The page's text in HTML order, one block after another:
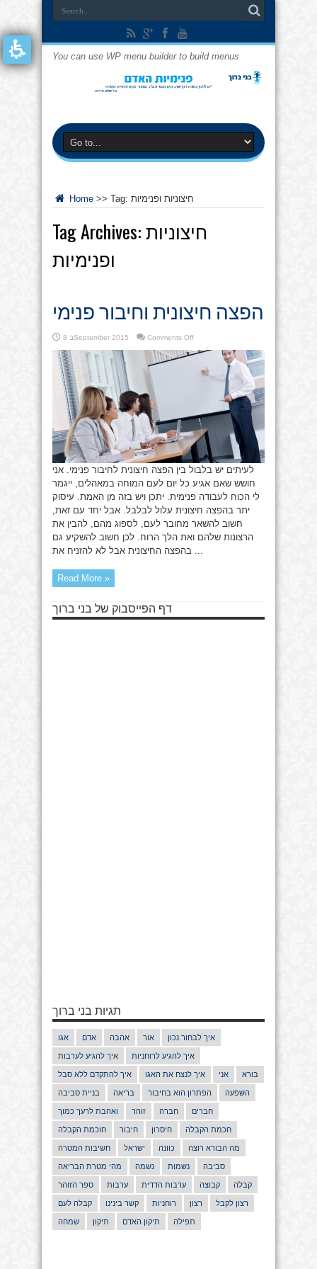
You can use WP menu builder to build menus
Home >> Tag: חיצוניות ופנימיות
Tag Archives:חיצוניות
ופנימיות
הפצה חיצונית וחיבור פנימי
8 בSeptember 2015 Comments Offon
חיצונית
פנימי
לעיתים יש בלבול בין הפצה חיצונית לחיבור פנימי. אני
חושש שאם אגיע כל יום לעם המוחה במאהלים, ייגמר
לי הכוח לעבודה פנימית. יתכן ויש בזה מן האמת. עיסוק
יתר בהפצה חיצונית עלול לבלבל. אבל יחד עם זאת,
חשוב להשאר מחובר לעם, לספוג מהם, להבין את
הרצונות שלהם ואת הלך הרוח. לכן חשוב להשקיע גם
בהפצה החיצונית אבל לא להזניח את ...
Read More »
דף הפייסבוק של בני ברוך
תגיות בני ברוך
אגו אדם אהבה אור איך לבחור נכון
איך להגיע לערבות איך להגיע לרוחניות
איך להתקדם ללא סבל איך לנצח את האגו אני בורא
בניית סביבה בריאה הפתרון הוא בחיבור השפעה
ואהבת לרעך כמוך זוהר חברה חברים
חוכמת הקבלה חיבור חיסרון חכמת הקבלה
חשיבות המטרה ישראל כוונה מה הבורא רוצה
מהי מטרת הבריאה נשמה נשמות סביבה
ספר הזוהר ערבות ערבות הדדית קבוצה קבלה
קבלה לעם קשר בינינו רוחניות רצון רצון לקבל
שמחה תיקון תיקון האדם תפילה